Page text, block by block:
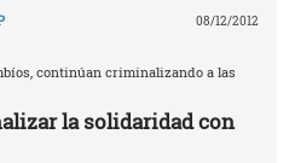
08/12/2012
continúan criminalizando a las
la solidaridad con